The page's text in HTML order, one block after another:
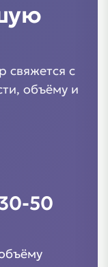
свяжется с
объёму и
50